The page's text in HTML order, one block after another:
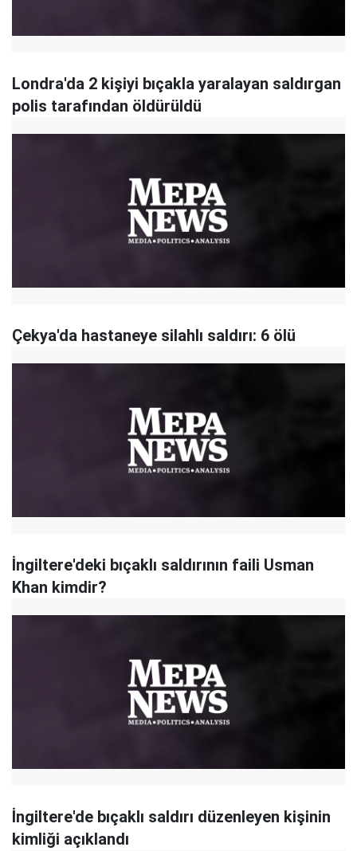
Londra'da 2 kişiyi bıçakla yaralayan saldırgan
polis tarafından öldürüldü
Çekya'da hastaneye silahlı saldırı: 6 ölü
İngiltere'deki bıçaklı saldırının faili Usman
Khan kimdir?
İngiltere'de bıçaklı saldırı düzenleyen kişinin
kimliği açıklandı